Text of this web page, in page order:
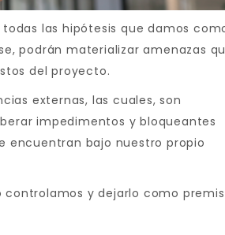
las hipótesis que damos
podrán materializar amenazas
del proyecto.
externas, las cuales, son
impedimentos y bloqueantes
encuentran bajo nuestro propio
y dejarlo como